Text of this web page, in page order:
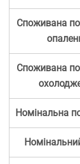
Споживана
Споживана
Номінальна